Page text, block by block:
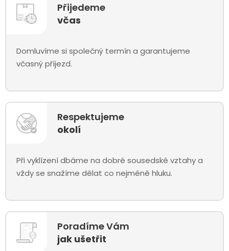
Přijedeme
včas
Domluvíme si společný termín a garantujeme
včasný příjezd.
Respektujeme
okolí
Při vyklízení dbáme na dobré sousedské vztahy a
vždy se snažíme dělat co nejméně hluku.
Poradíme Vám
jak ušetřit